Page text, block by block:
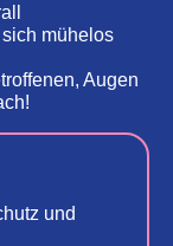
mühelos
Augen
und